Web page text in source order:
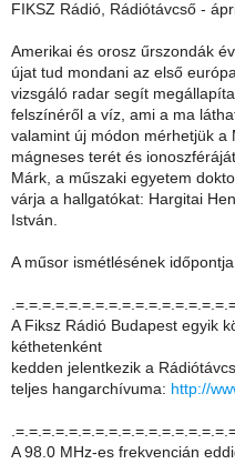
FIKSZ Rádió, Rádiótávcső -
Amerikai és orosz űrszondák
újat tud mondani az első
vizsgáló radar segít
felszínéről a víz, ami a ma
valamint új módon mérhetjük a
mágneses terét és
Márk, a műszaki egyetem
várja a hallgatókat: Hargitai
István.
A műsor ismétlésének
A Fiksz Rádió Budapest egyik
kéthetenként
kedden jelentkezik a
teljes hangarchívuma: http://
A 98.0 MHz-es frekvencián